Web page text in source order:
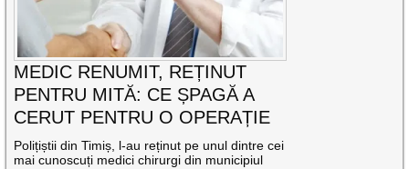
MEDIC RENUMIT, REȚINUT
PENTRU MITĂ: CE ȘPAGĂ A
CERUT PENTRU O OPERAȚIE
Polițiștii din Timiș, l-au reținut pe unul dintre cei
mai cunoscuți medici chirurgi din municipiul